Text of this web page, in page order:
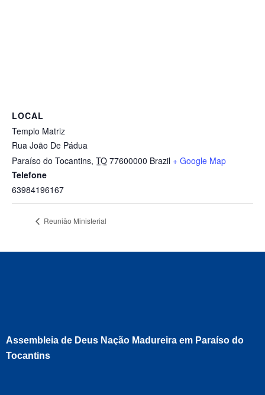
LOCAL
Templo Matriz
Rua João De Pádua
Paraíso do Tocantins, TO 77600000 Brazil + Google Map
Telefone
63984196167
Reunião Ministerial
Assembleia de Deus Nação Madureira em Paraíso do
Tocantins